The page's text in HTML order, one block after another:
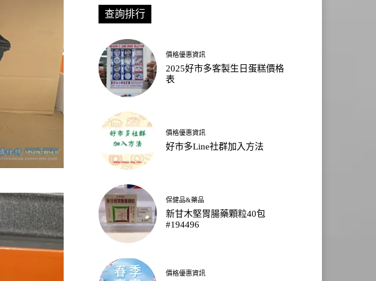
查詢排行
價格優惠資訊
2025好市多客製生日蛋糕價格
表
價格優惠資訊
好市多Line社群加入方法
保健品&藥品
新甘木堅胃腸藥顆粒40包
#194496
價格優惠資訊